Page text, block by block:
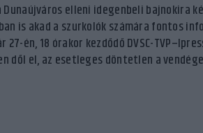
Dunaújváros elleni idegenbeli bajnokira
is akad a szurkolók számára fontos
27-én, 18 órakor kezdődő DVSC-
dől el, az esetleges döntetlen a